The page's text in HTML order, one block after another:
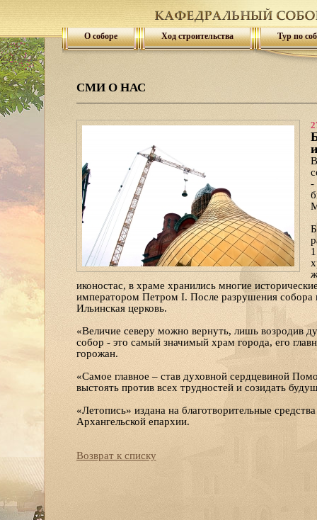
О соборе Ход строительства Тур по
СМИ О НАС
-
иконостас, в храме хранились многие
императором Петром I. После разрушения собора
Ильинская церковь.
«Величие северу можно вернуть, лишь возродив
собор - это самый значимый храм города, его
горожан.
«Самое главное – став духовной сердцевиной
выстоять против всех трудностей и созидать
«Летопись» издана на благотворительные
Архангельской епархии.
Возврат к списку